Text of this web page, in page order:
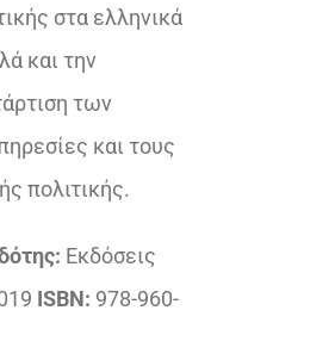
στα ελληνικά
και την
των
και τους
πολιτικής.
Εκδόσεις
ISBN: 978-960-